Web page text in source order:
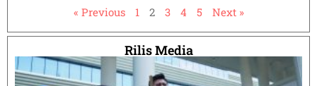
« Previous 1 2 3 4 5 Next »
Rilis Media